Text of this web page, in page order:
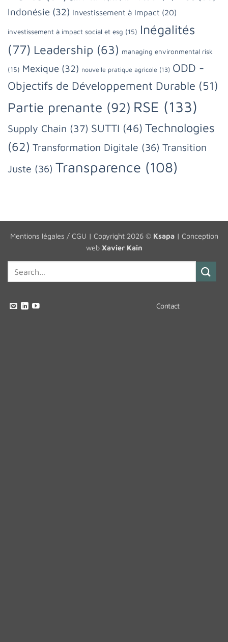
Indonésie (32) Investissement à Impact (20)
investissement à impact social et esg (15) Inégalités
(77) Leadership (63) managing environmental risk
(15) Mexique (32) nouvelle pratique agricole (13) ODD -
Objectifs de Développement Durable (51)
Partie prenante (92) RSE (133)
Supply Chain (37) SUTTI (46) Technologies
(62) Transformation Digitale (36) Transition
Juste (36) Transparence (108)
Mentions légales / CGU | Copyright 2026 © Ksapa| Conception
web Xavier Kain
Contact